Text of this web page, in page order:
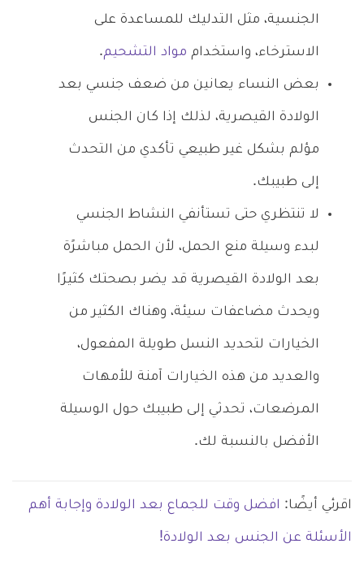
الجنسية، مثل التدليك للمساعدة على
الاسترخاء، واستخدام مواد التشحيم.
بعض النساء يعانين من ضعف جنسي بعد
الولادة القيصرية، لذلك إذا كان الجنس
مؤلم بشكل غير طبيعي تأكدي من التحدث
إلى طبيبك.
لا تنتظري حتى تستأنفي النشاط الجنسي
لبدء وسيلة منع الحمل، لأن الحمل مباشرًة
بعد الولادة القيصرية قد يضر بصحتك كثيرًا
ويحدث مضاعفات سيئة، وهناك الكثير من
الخيارات لتحديد النسل طويلة المفعول،
والعديد من هذه الخيارات آمنة للأمهات
المرضعات، تحدثي إلى طبيبك حول الوسيلة
الأفضل بالنسبة لك.
اقرئي أيضًا: افضل وقت للجماع بعد الولادة وإجابة أهم
الأسئلة عن الجنس بعد الولادة!